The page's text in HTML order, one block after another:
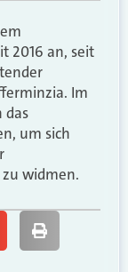
2016 an, seit
Im
das
um sich
widmen.